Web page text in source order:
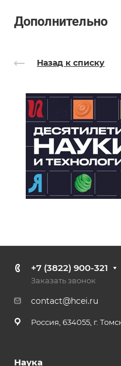
Дополнительно
Назад к списку
+7 (3822) 900-321
Заказать звонок
contact@hcei.ru
Россия, 634055, г.
Наука